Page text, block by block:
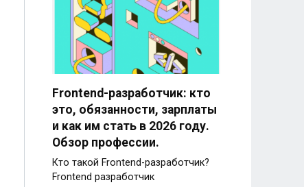
Frontend-разработчик: кто
это, обязанности, зарплаты
и как им стать в 2026 году.
Обзор профессии.
Кто такой Frontend-разработчик?
Frontend разработчик